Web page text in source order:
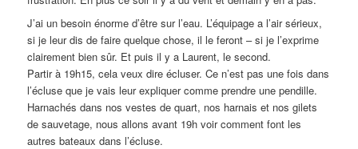
J’ai un besoin énorme d’être sur l’eau. L’équipage a l’air sérieux,
si je leur dis de faire quelque chose, il le feront – si je l’exprime
clairement bien sûr. Et puis il y a Laurent, le second.
Partir à 19h15, cela veux dire écluser. Ce n’est pas une fois dans
l’écluse que je vais leur expliquer comme prendre une pendille.
Harnachés dans nos vestes de quart, nos harnais et nos gilets
de sauvetage, nous allons avant 19h voir comment font les
autres bateaux dans l’écluse.